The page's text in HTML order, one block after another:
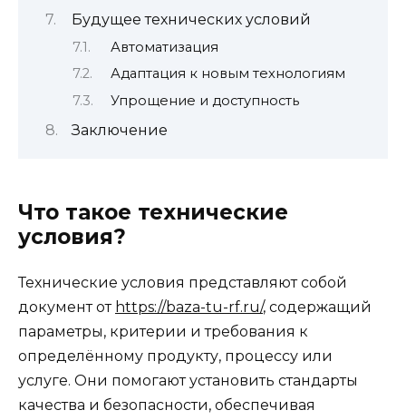
Будущее технических условий
Автоматизация
Адаптация к новым технологиям
Упрощение и доступность
Заключение
Что такое технические
условия?
Технические условия представляют собой
документ от https://baza-tu-rf.ru/, содержащий
параметры, критерии и требования к
определённому продукту, процессу или
услуге. Они помогают установить стандарты
качества и безопасности, обеспечивая